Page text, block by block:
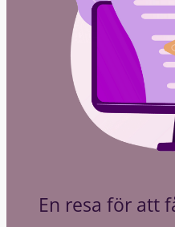
En resa för att